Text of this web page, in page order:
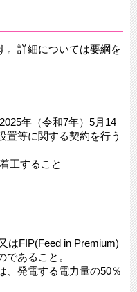
。詳細については要綱を
年（令和7年）5月14
置等に関する契約を行う
工すること
はFIP(Feed in Premium)
あること。
、発電する電力量の50％